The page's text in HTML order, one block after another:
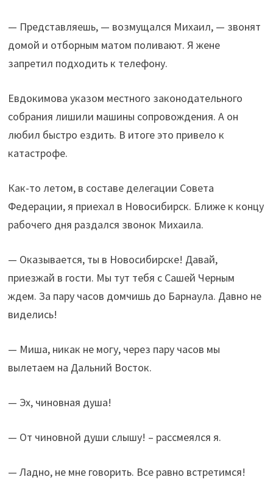
— Представляешь, — возмущался Михаил, — звонят
домой и отборным матом поливают. Я жене
запретил подходить к телефону.
Евдокимова указом местного законодательного
собрания лишили машины сопровождения. А он
любил быстро ездить. В итоге это привело к
катастрофе.
Как-то летом, в составе делегации Совета
Федерации, я приехал в Новосибирск. Ближе к концу
рабочего дня раздался звонок Михаила.
— Оказывается, ты в Новосибирске! Давай,
приезжай в гости. Мы тут тебя с Сашей Черным
ждем. За пару часов домчишь до Барнаула. Давно не
виделись!
— Миша, никак не могу, через пару часов мы
вылетаем на Дальний Восток.
— Эх, чиновная душа!
— От чиновной души слышу! – рассмеялся я.
— Ладно, не мне говорить. Все равно встретимся!